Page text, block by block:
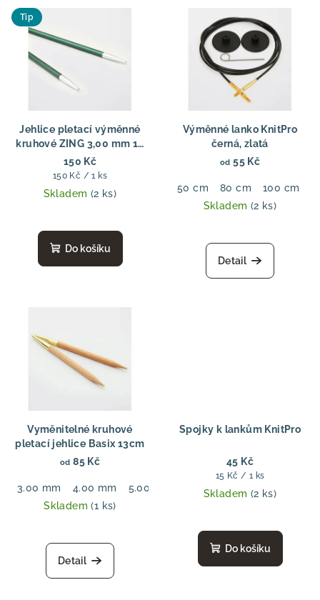
Tip
Jehlice pletací výměnné
kruhové ZING 3,00 mm 13
cm
150 Kč
Měrná
cena:
150 Kč / 1 ks
Skladem (2 ks)
Do košíku
Výměnné lanko KnitPro
černá, zlatá
od 55 Kč
50 cm 80 cm 100 cm
Skladem (2 ks)
Detail
Vyměnitelné kruhové
pletací jehlice Basix 13cm
od 85 Kč
3.00 mm 4.00 mm 5.00 mm 6.00 mm 7.00 mm
Skladem(1 ks)
Detail
Spojky k lankům KnitPro
45 Kč
Měrná
cena:
15 Kč / 1 ks
Skladem (2 ks)
Do košíku